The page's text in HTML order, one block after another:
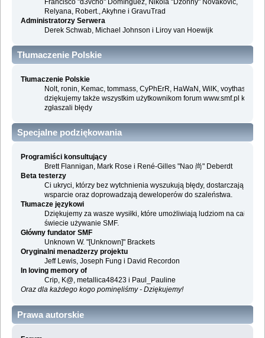
Relyana, Robert., Akyhne i GravuTrad
Administratorzy Serwera
Derek Schwab, Michael Johnson i Liroy van Hoewijk
Tłumaczenie Polskie
Tłumaczenie Polskie
Nolt, ronin, Kemac, tommass, CyPhErR, HaWaN, WilK, voythas i
dziękujemy także wszystkim użytkownikom forum www.smf.pl którzy
zgłaszali błędy
Specjalne podziękowania
Programiści konsultujący
Brett Flannigan, Mark Rose i René-Gilles "Nao 尚" Deberdt
Beta testerzy
Ci ukryci, którzy bez wytchnienia wyszukują błędy, dostarczają
wsparcie oraz doprowadzają deweloperów do szaleństwa.
Tłumacze językowi
Dziękujemy za wasze wysiłki, które umożliwiają ludziom na całym
świecie używanie SMF.
Główny fundator SMF
Unknown W. "[Unknown]" Brackets
Oryginalni menadżerzy projektu
Jeff Lewis, Joseph Fung i David Recordon
In loving memory of
Crip, K@, metallica48423 i Paul_Pauline
Oraz dla każdego kogo pominęliśmy - Dziękujemy!
Prawa autorskie